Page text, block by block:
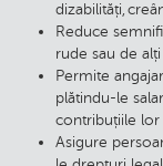
dizabilități,
Reduce
rude sau de
Permite
plătindu-le
contribuțiile
Asigure